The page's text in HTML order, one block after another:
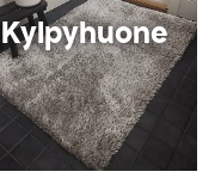
Kylpyhuone